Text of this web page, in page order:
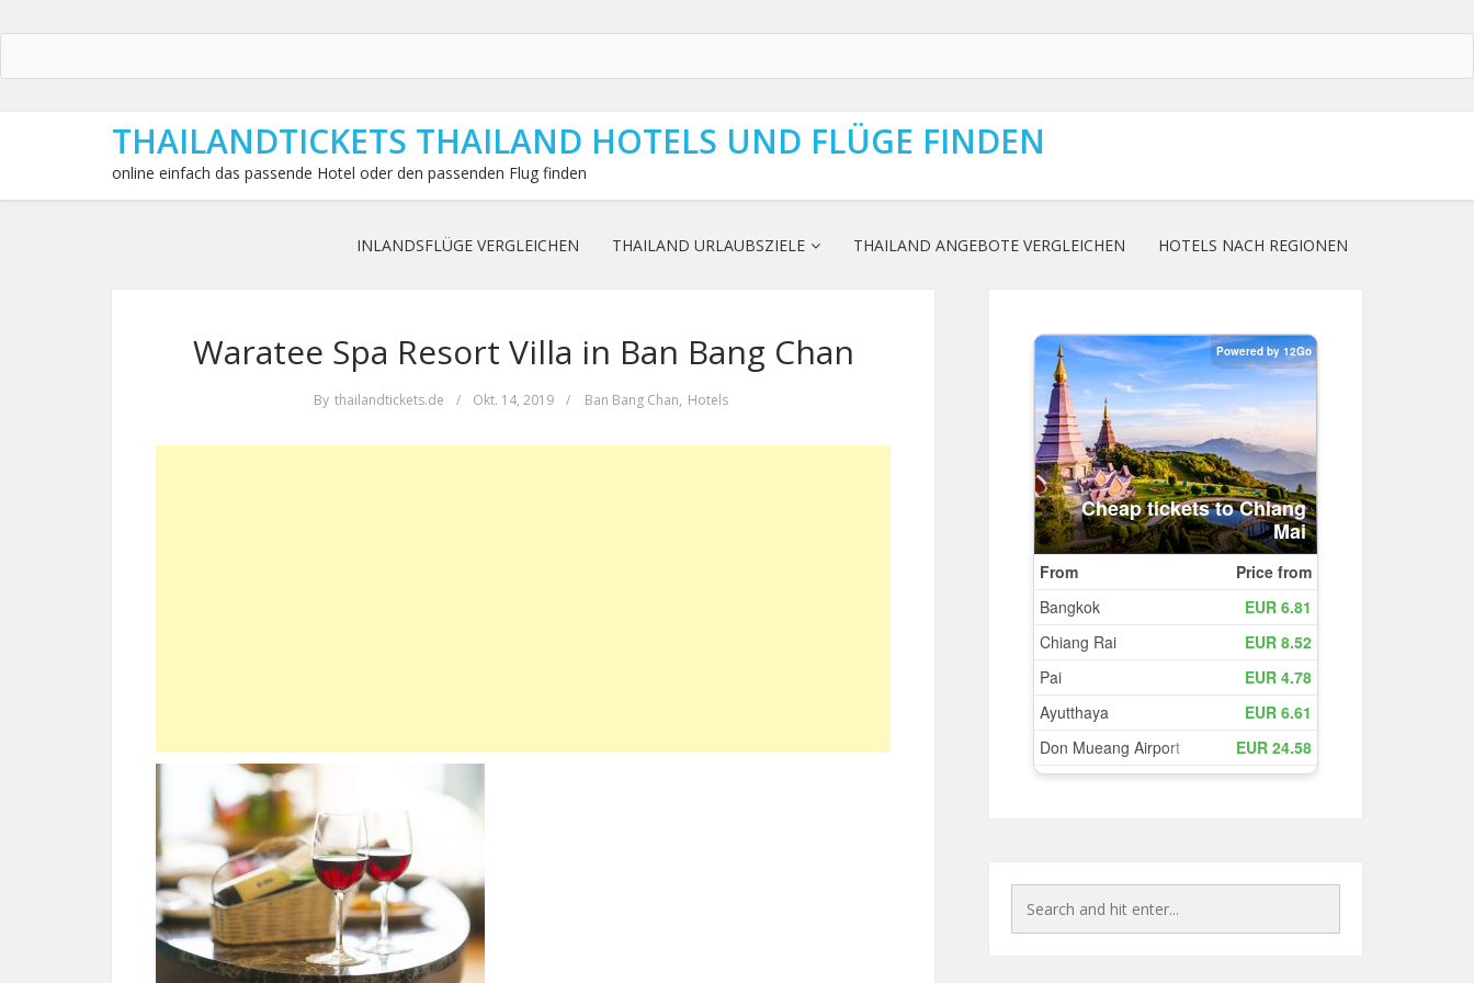
THAILANDTICKETS THAILAND HOTELS UND FLÜGE FINDEN
online einfach das passende Hotel oder den passenden Flug finden
INLANDSFLÜGE VERGLEICHEN THAILAND URLAUBSZIELE THAILAND ANGEBOTE VERGLEICHEN HOTELS NACH REGIONEN
Waratee Spa Resort Villa in Ban Bang Chan
By thailandtickets.de / Okt. 14, 2019 / Ban Bang Chan, Hotels